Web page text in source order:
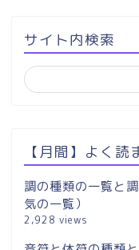
サイト内検索
【月間】よく
調の種類の一覧と
気の一覧）
2,928 views